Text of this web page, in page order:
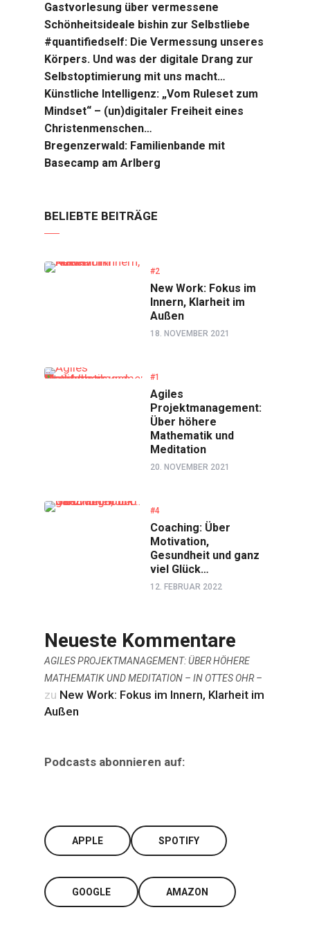
Gastvorlesung über vermessene
Schönheitsideale bishin zur Selbstliebe
#quantifiedself: Die Vermessung unseres
Körpers. Und was der digitale Drang zur
Selbstoptimierung mit uns macht…
Künstliche Intelligenz: „Vom Ruleset zum
Mindset“ – (un)digitaler Freiheit eines
Christenmenschen…
Bregenzerwald: Familienbande mit
Basecamp am Arlberg
BELIEBTE BEITRÄGE
#2
New Work: Fokus im
Innern, Klarheit im
Außen
18. NOVEMBER 2021
#1
Agiles
Projektmanagement:
Über höhere
Mathematik und
Meditation
20. NOVEMBER 2021
#4
Coaching: Über
Motivation,
Gesundheit und ganz
viel Glück…
12. FEBRUAR 2022
Neueste Kommentare
AGILES PROJEKTMANAGEMENT: ÜBER HÖHERE
MATHEMATIK UND MEDITATION – IN OTTES OHR –
zu New Work: Fokus im Innern, Klarheit im
Außen
Podcasts abonnieren auf:
APPLE SPOTIFY
GOOGLE AMAZON